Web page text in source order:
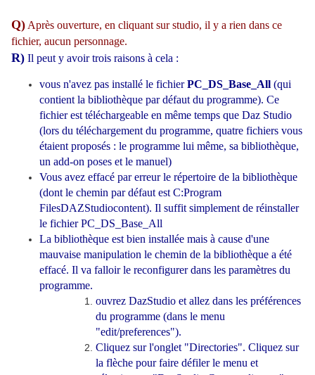
Q) Après ouverture, en cliquant sur studio, il y a rien dans ce
fichier, aucun personnage.
R) Il peut y avoir trois raisons à cela :
vous n'avez pas installé le fichierPC_DS_Base_All (qui
contient la bibliothèque par défaut du programme). Ce
fichier est téléchargeable en même temps que Daz Studio
(lors du téléchargement du programme, quatre fichiers vous
étaient proposés : le programme lui même, sa bibliothèque,
un add-on poses et le manuel)
Vous avez effacé par erreur le répertoire de la bibliothèque
(dont le chemin par défaut est C:Program
FilesDAZStudiocontent). Il suffit simplement de réinstaller
le fichier PC _DS_Base_All
La bibliothèque est bien installée mais à cause d'une
mauvaise manipulation le chemin de la bibliothèque a été
effacé. Il va falloir le reconfigurer dans les paramètres du
programme.
ouvrez DazStudio et allez dans les préférences
du programme (dans le menu
"edit/preferences").
Cliquez sur l'onglet "Directories". Cliquez sur
la flèche pour faire défiler le menu et